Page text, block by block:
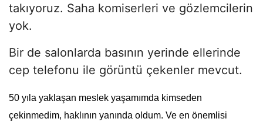
takıyoruz. Saha komiserleri ve gözlemcilerin
yok.
Bir de salonlarda basının yerinde ellerinde
cep telefonu ile görüntü çekenler mevcut.
50 yıla yaklaşan meslek yaşamımda kimseden
çekinmedim, haklının yanında oldum. Ve en önemlisi